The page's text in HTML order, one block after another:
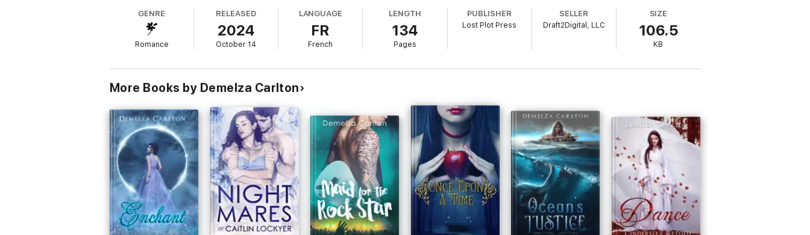
GENRE
Romance
RELEASED
2024
October 14
LANGUAGE
FR
French
LENGTH
134
Pages
PUBLISHER
Lost Plot Press
SELLER
Draft2Digital, LLC
SIZE
106.5
KB
More Books by Demelza Carlton